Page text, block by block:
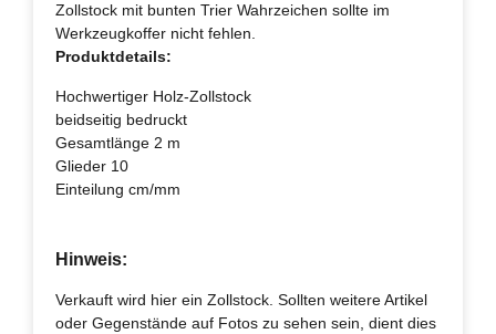
Zollstock mit bunten Trier Wahrzeichen sollte im
Werkzeugkoffer nicht fehlen.
Produktdetails:
Hochwertiger Holz-Zollstock
beidseitig bedruckt
Gesamtlänge 2 m
Glieder 10
Einteilung cm/mm
Hinweis:
Verkauft wird hier ein Zollstock. Sollten weitere Artikel
oder Gegenstände auf Fotos zu sehen sein, dient dies